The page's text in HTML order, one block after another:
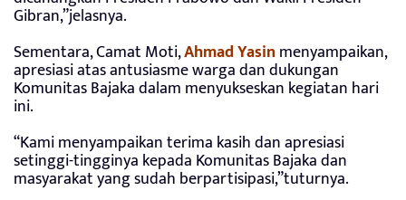
Gibran,”jelasnya.
Sementara, Camat Moti,Ahmad Yasin menyampaikan,
apresiasi atas antusiasme warga dan dukungan
Komunitas Bajaka dalam menyukseskan kegiatan hari
ini.
“Kami menyampaikan terima kasih dan apresiasi
setinggi-tingginya kepada Komunitas Bajaka dan
masyarakat yang sudah berpartisipasi,”tuturnya.